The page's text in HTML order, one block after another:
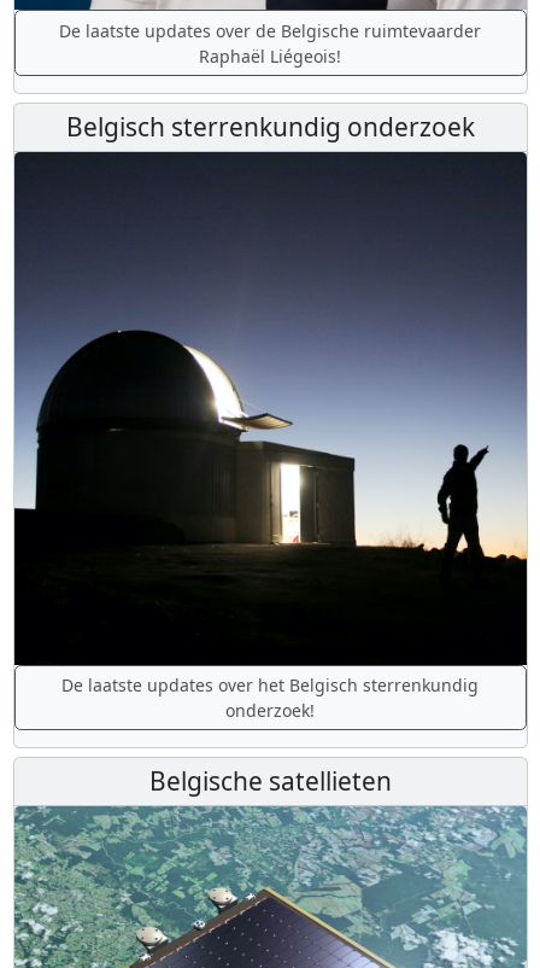
De laatste updates over de Belgische ruimtevaarder
Raphaël Liégeois!
Belgisch sterrenkundig onderzoek
De laatste updates over het Belgisch sterrenkundig
onderzoek!
Belgische satellieten